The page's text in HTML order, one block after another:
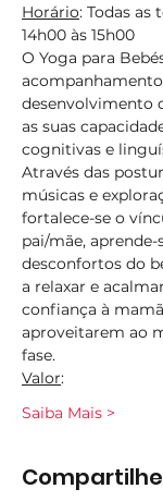
Horário: Todas as
14h00 às 15h00
O Yoga para
desenvolvimento
as suas
cognitivas e
Através das
músicas e
fortalece-se o
pai/mãe, aprende-
desconfortos do
a relaxar e
confiança à
aproveitarem ao
fase.
Valor:
Saiba Mais >